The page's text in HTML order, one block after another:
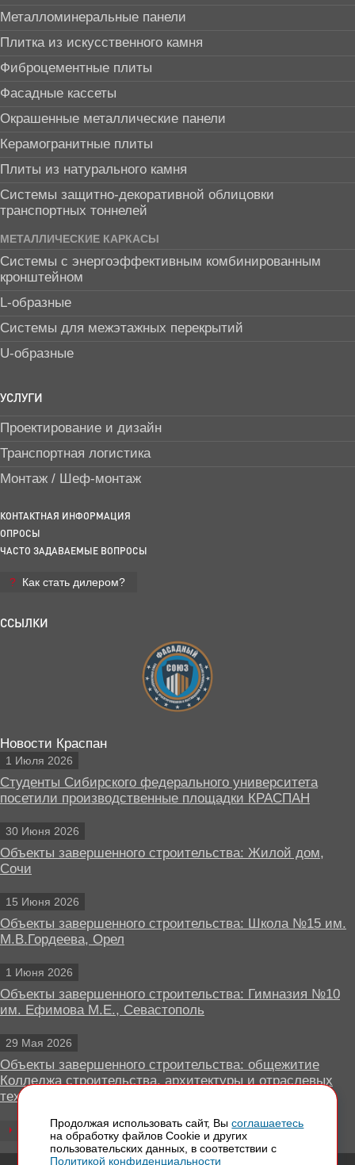
Металломинеральные панели
Плитка из искусственного камня
Фиброцементные плиты
Фасадные кассеты
Окрашенные металлические панели
Керамогранитные плиты
Плиты из натурального камня
Системы защитно-декоративной облицовки
транспортных тоннелей
МЕТАЛЛИЧЕСКИЕ КАРКАСЫ
Системы с энергоэффективным комбинированным
кронштейном
L-образные
Системы для межэтажных перекрытий
U-образные
УСЛУГИ
Проектирование и дизайн
Транспортная логистика
Монтаж / Шеф-монтаж
КОНТАКТНАЯ ИНФОРМАЦИЯ
ОПРОСЫ
ЧАСТО ЗАДАВАЕМЫЕ ВОПРОСЫ
Как стать дилером?
ССЫЛКИ
Новости Краспан
1 Июля 2026
Студенты Сибирского федерального университета
посетили производственные площадки КРАСПАН
30 Июня 2026
Объекты завершенного строительства: Жилой дом,
Сочи
15 Июня 2026
Объекты завершенного строительства: Школа №15 им.
М.В.Гордеева, Орел
1 Июня 2026
Объекты завершенного строительства: Гимназия №10
им. Ефимова М.Е., Севастополь
29 Мая 2026
Объекты завершенного строительства: общежитие
Колледжа строительства, архитектуры и отраслевых
технологий, Липецк
Все новости
Продолжая использовать сайт, Высоглашаетесь
на обработку файлов Сookie и других
пользовательских данных, в соответствии с
Политикой конфиденциальности